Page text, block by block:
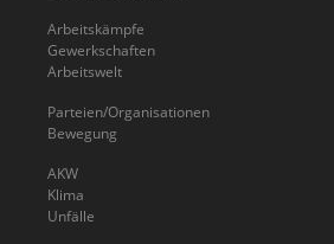
Arbeitskämpfe
Gewerkschaften
Arbeitswelt
Parteien/Organisationen
Bewegung
AKW
Klima
Unfälle